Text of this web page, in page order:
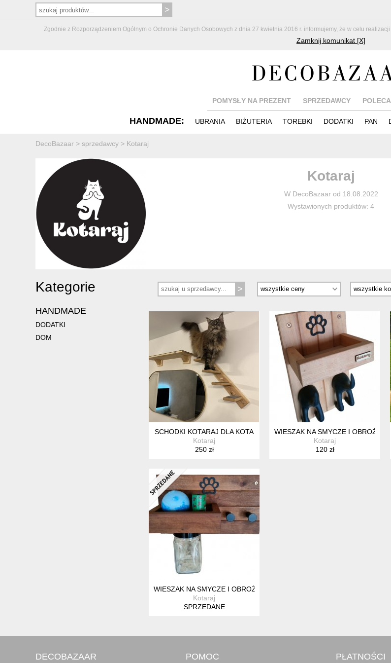
Zgodnie z Rozporządzeniem Ogólnym o Ochronie Danych Osobowych z dnia 27 kwietnia 2016 r. informujemy, że w celu
Zamknij komunikat [X]
POMYSŁY NA PREZENT SPRZEDAWCY
HANDMADE: UBRANIA BIŻUTERIA TOREBKI DODATKI PAN
DecoBazaar > sprzedawcy > Kotaraj
Kotaraj
W DecoBazaar od 18.08.2022
Wystawionych produktów: 4
Kategorie
HANDMADE
DODATKI
DOM
SCHODKI KOTARAJ DLA KOTA
Kotaraj
250 zł
WIESZAK NA SMYCZE I OBROŻE
Kotaraj
120 zł
WIESZAK NA SMYCZE I OBROŻE KOTARAJ
Kotaraj
SPRZEDANE
DECOBAZAAR POMOC PŁATNOŚCI